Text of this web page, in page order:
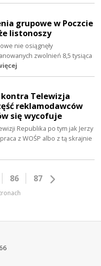
grupowe w Poczcie
listonoszy
nie osiągnęły
zwolnień 8,5 tysiąca
kontra Telewizja
reklamodawców
się wycofuje
Republika po tym jak Jerzy
z WOŚP albo z tą skrajnie
86 87